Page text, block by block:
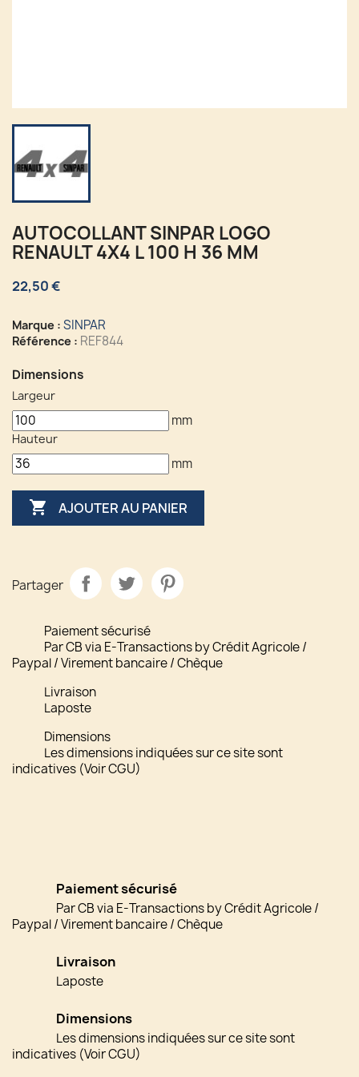
AUTOCOLLANT SINPAR LOGO
RENAULT 4X4 L 100 H 36 MM
22,50 €
Marque : SINPAR
Référence : REF844
Dimensions
Largeur
mm
Hauteur
mm
 AJOUTER AU PANIER
Partager
Paiement sécurisé
Par CB via E-Transactions by Crédit Agricole /
Paypal / Virement bancaire / Chèque
Livraison
Laposte
Dimensions
Les dimensions indiquées sur ce site sont
indicatives (Voir CGU)
Paiement sécurisé
Par CB via E-Transactions by Crédit Agricole /
Paypal / Virement bancaire / Chèque
Livraison
Laposte
Dimensions
Les dimensions indiquées sur ce site sont
indicatives (Voir CGU)